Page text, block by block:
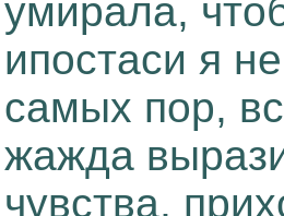
умирала,
ипостаси я
самых пор,
жажда
чувства,